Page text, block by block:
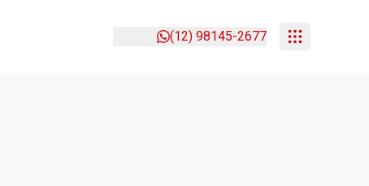
(12) 98145-2677